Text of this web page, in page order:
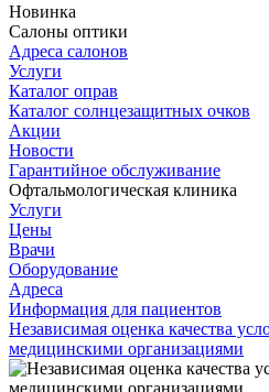
Новинка
Салоны оптики
Адреса салонов
Услуги
Каталог оправ
Каталог солнцезащитных очков
Акции
Новости
Гарантийное обслуживание
Офтальмологическая клиника
Услуги
Цены
Врачи
Оборудование
Адреса
Информация для пациентов
Независимая оценка качества
медицинскими организациями